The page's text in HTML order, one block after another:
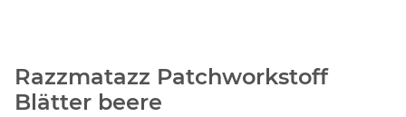
Razzmatazz Patchworkstoff
Blätter beere